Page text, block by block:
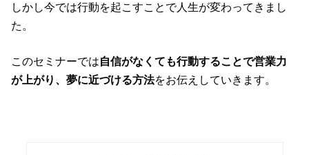
しかし今では行動を起こすことで人生が変わってきまし
た。
このセミナーでは自信がなくても行動することで営業力
が上がり、夢に近づける方法をお伝えしていきます。